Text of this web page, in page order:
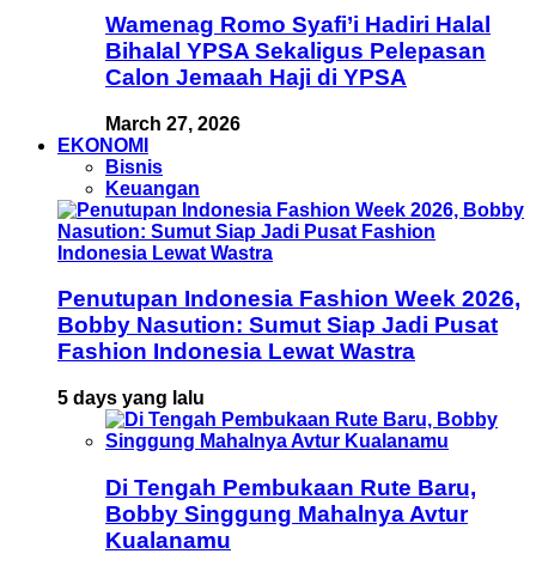
Wamenag Romo Syafi’i Hadiri Halal
Bihalal YPSA Sekaligus Pelepasan
Calon Jemaah Haji di YPSA
March 27, 2026
EKONOMI
Bisnis
Keuangan
Penutupan Indonesia Fashion Week 2026,
Bobby Nasution: Sumut Siap Jadi Pusat
Fashion Indonesia Lewat Wastra
5 days yang lalu
Di Tengah Pembukaan Rute Baru,
Bobby Singgung Mahalnya Avtur
Kualanamu